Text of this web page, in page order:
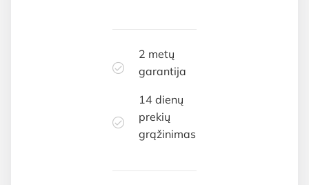
2 metų
garantija
14 dienų
prekių
grąžinimas